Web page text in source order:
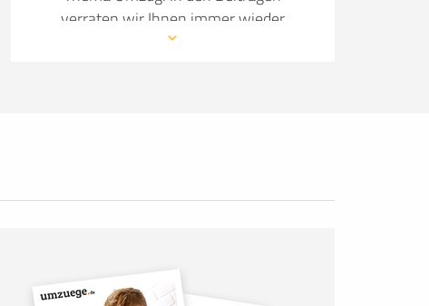
verraten wir Ihnen immer wieder
neue Details, wie Sie Ihren Umzug so